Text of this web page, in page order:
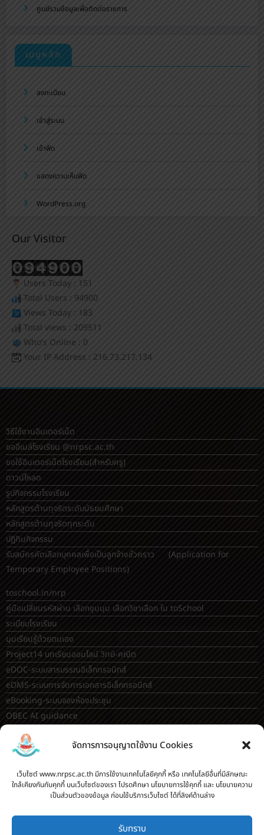
จัดการการอนุญาตใช้งาน Cookies
เว็บไซต์ www.nrpsc.ac.th มีการใช้งานเทคโนโลยีคุกกี้ หรือ เทคโนโลยีอื่นที่มีลักษณะ
ใกล้เคียงกันกับคุกกี้ บนเว็บไซต์ของเรา โปรดศึกษา นโยบายการใช้คุกกี้ และ นโยบายความ
เป็นส่วนตัวของข้อมูล ก่อนใช้บริการเว็บไซต์ ได้ที่ลิงค์ด้านล่าง
รับทราบ
ศูนย์รวมข้อมูลเพื่อติดต่อราชการ
เมนูหลัก
ลงทะเบียน
เข้าสู่ระบบ
เข้าฟีด
แสดงความเห็นฟีด
WordPress.org
Our Visitor
Users Today : 151
Total Users : 94900
Views Today : 183
Total views : 209511
Who's Online : 0
Your IP Address : 216.73.217.134
วิธีใช้งานอินเตอร์เน็ต
ขออีเมล์โรงเรียน @nrpsc.ac.th
ขอใช้อินเตอร์เน็ตโรงเรียน(สำหรับครู)
ดาวน์โหลด
รูปกิจกรรมโรงเรียน
หลักสูตรต้านทุจริตระดับมัธยมศึกษา
หลักสูตรต้านทุจริตทุกระดับ
ปฏิทินกิจกรรม
รับสมัครคัดเลือกบุคคลเพื่อเป็นลูกจ้างชั่วคราว (Application for
Temporary Employee Positions)
toschool.in/nrp
คู่มือเปลี่ยนรหัสผ่าน เลือกชุมนุม เลือกวิชาเลือก ใน toSchool
ระเบียบโรงเรียน
มุมเรียนรู้ด้วยตนเอง
Project14 บทเรียนออนไลน์ วิทย์-คณิต
eDOC-ระบบสารบรรณอิเล็กทรอนิกส์
eDMS-ระบบการจัดการเอกสารอิเล็กทรอนิกส์
eBooking-ระบบจองห้องประชุม
OBEC AI guidance
ระบบจองห้อง/สถานที่
กระดานสนทนา(forum)
ขออนุญาตออกนอกโรงเรียน
ระบบส่งแผนการสอนออนไลน์
ระบบนิเทศการจัดการเรียนการสอน
บันทึกข้อมูลเกียรติบัตร/รายงานการอบรม